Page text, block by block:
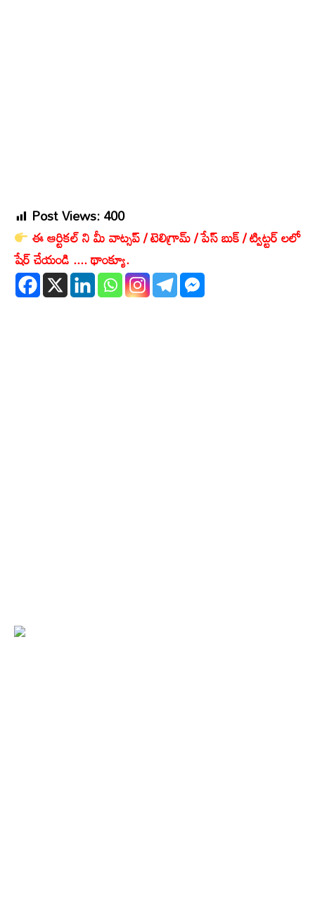
Post Views:400
ఈ ఆర్టికల్ ని మీ వాట్సప్ / టెలిగ్రామ్ / పేస్ బుక్ / ట్విట్టర్ లలో
షేర్ చేయండి .... థాంక్యూ.